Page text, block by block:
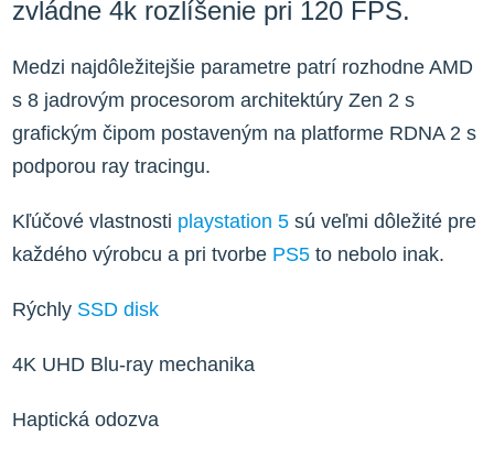
zvládne 4k rozlíšenie pri 120 FPS.
Medzi najdôležitejšie parametre patrí rozhodne AMD
s 8 jadrovým procesorom architektúry Zen 2 s
grafickým čipom postaveným na platforme RDNA 2 s
podporou ray tracingu.
Kľúčové vlastnosti playstation 5sú veľmi dôležité pre
každého výrobcu a pri tvorbe PS5to nebolo inak.
Rýchly SSD disk
4K UHD Blu-ray mechanika
Haptická odozva